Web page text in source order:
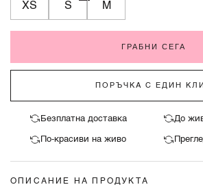
XS S M
ГРАБНИ СЕГА
ПОРЪЧКА С ЕДИН
Безплатна доставка До
По-красиви на живо
ОПИСАНИЕ НА ПРОДУКТА